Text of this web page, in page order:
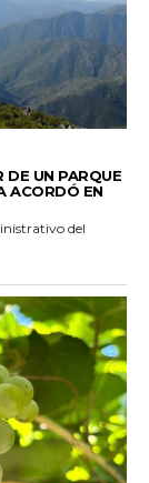
DE UN PARQUE
ACORDÓ EN
del